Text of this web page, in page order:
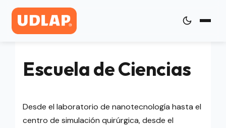
Escuela de Ciencias
Desde el laboratorio de nanotecnología hasta el
centro de simulación quirúrgica, desde el